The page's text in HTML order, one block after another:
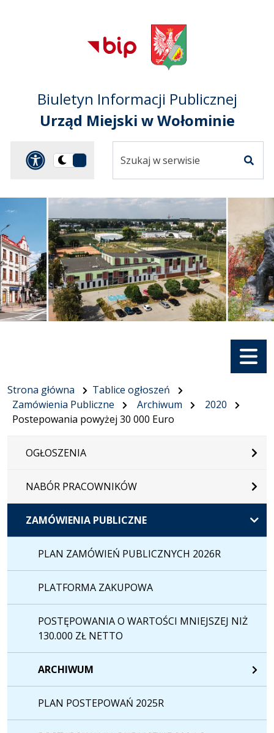
Przejdź do
głównego menu
Przejdź do treści
Przejdź do mapy
serwisu
Biuletyn Informacji Publicznej
Urząd Miejski w Wołominie
Panel dostosowania
Przełącz
ciemną
serwisie
Menu
Strona główna
Tablice ogłoszeń
Zamówienia Publiczne
Archiwum
2020
Postepowania powyżej 30 000 Euro
OGŁOSZENIA
NABÓR PRACOWNIKÓW
ZAMÓWIENIA PUBLICZNE
PLAN ZAMÓWIEŃ PUBLICZNYCH 2026R
PLATFORMA ZAKUPOWA
POSTĘPOWANIA O WARTOŚCI MNIEJSZEJ NIŻ
130.000 ZŁ NETTO
ARCHIWUM
PLAN POSTEPOWAŃ 2025R